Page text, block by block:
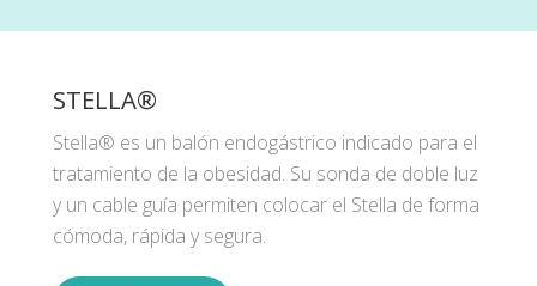
STELLA®
Stella® es un balón endogástrico indicado para el
tratamiento de la obesidad. Su sonda de doble luz
y un cable guía permiten colocar el Stella de forma
cómoda, rápida y segura.